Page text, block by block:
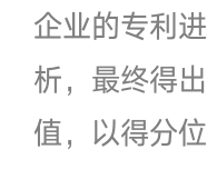
企业的专利
析，最终得
值，以得分